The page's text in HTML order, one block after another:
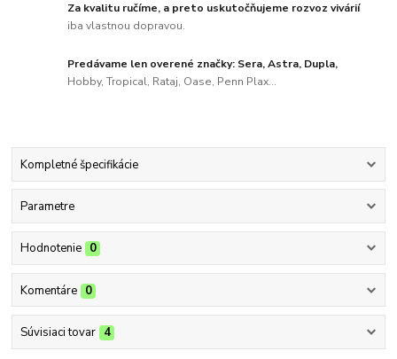
Za kvalitu ručíme, a preto uskutočňujeme rozvoz vivárií
iba vlastnou dopravou.
Predávame len overené značky: Sera, Astra, Dupla,
Hobby, Tropical, Rataj, Oase, Penn Plax...
Kompletné špecifikácie
Parametre
Hodnotenie 0
Komentáre 0
Súvisiaci tovar 4